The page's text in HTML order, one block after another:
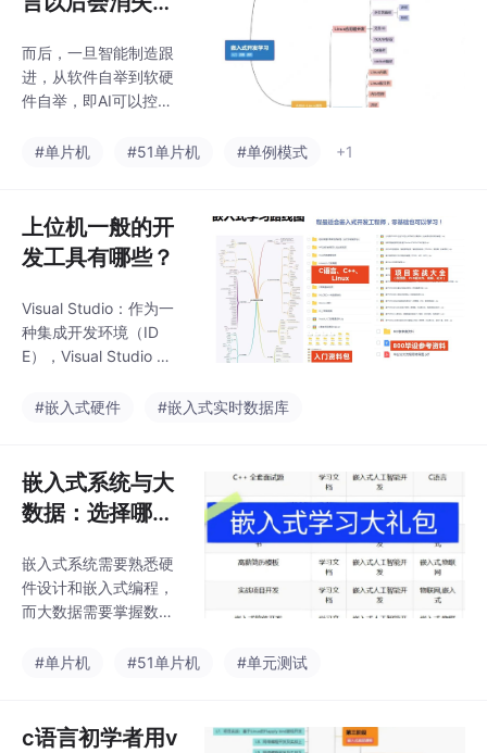
学习芯片嵌入式系统的
调试、芯片设计与验
证，以及嵌入式软件开
发与驱动编程等内容，
计到底层编程的全面技
入式软件驱动，理论与
实践实操相结合，对标
企业用
后学的编程语
言？
而后，一旦智能制造跟
进，从软件自举到软硬
件自举，即AI可以控制
械，届时硬件的编程语
最终的情况是人类请求
AI设计一款可视电话，
它的硬件结构、软件程
实现的。但出于安全，
人类工程师会为AI加入
强制解释的功能，即把
读的论文和报告供审计
相反，即先看到产品，
才有文案和设
#单片机 #51单片机 #单例模式 +1
上位机一般的开
发工具有哪些？
Visual Studio：作为一
种集成开发环境（ID
E），Visual Studio 提
具，可用于开发各种类
是一个跨平台的应用程
序开发框架，提供了丰
富的工具和库，用于构
程序。它提供了许多工
具箱和函数，可用于开
发各种上位机应用程
工程领域的数据分析和
合自己需
#嵌入式硬件 #嵌入式实时数据库
嵌入式系统与大
数据：选择哪个
嵌入式系统需要熟悉硬
件设计和嵌入式编程，
而大数据需要掌握数据
等技能。实时和嵌入式
时响应的场景，如自动
#单片机 #51单片机 #单元测试
c语言初学者用v